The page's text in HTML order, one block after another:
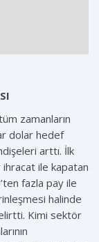
zamanların
dolar hedef
arttı. İlk
ihracat ile kapatan
fazla pay ile
halinde
Kimi sektör